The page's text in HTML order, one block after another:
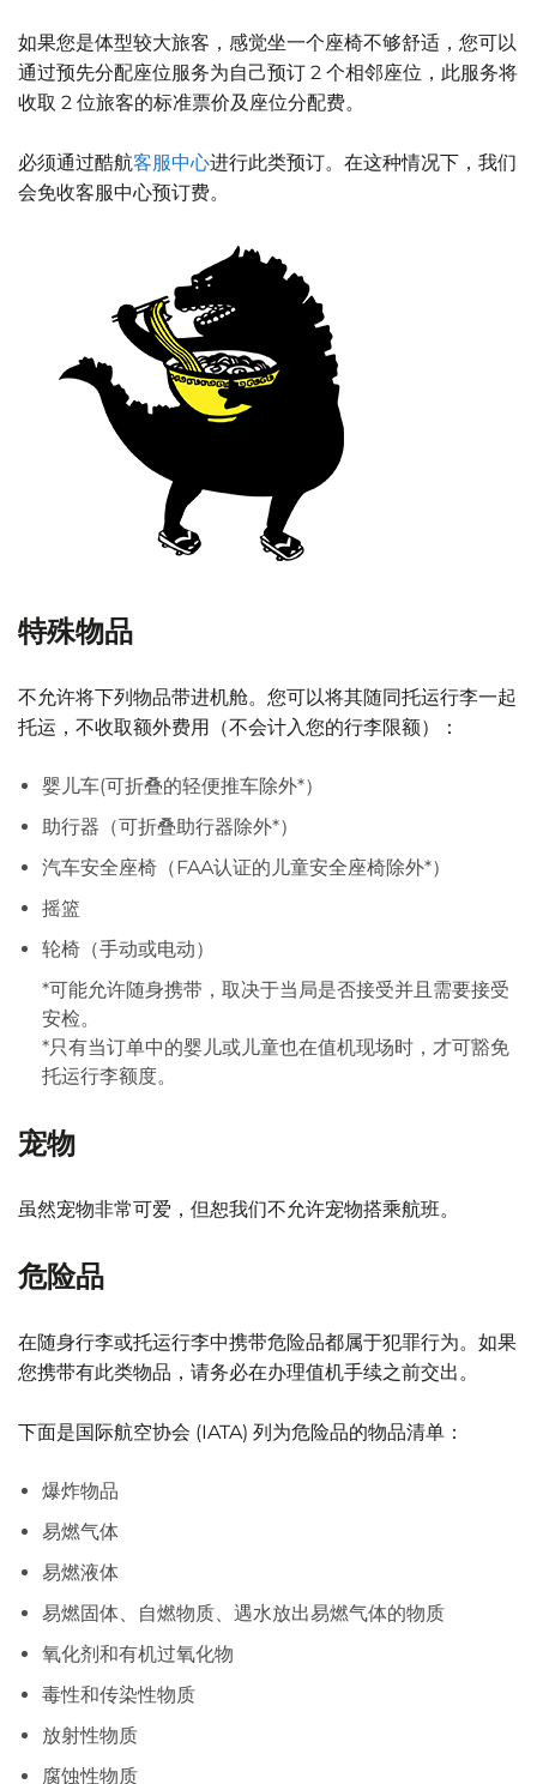
如果您是体型较大旅客，感觉坐一个座椅不够舒适，您可以
通过预先分配座位服务为自己预订 2 个相邻座位，此服务将
收取 2 位旅客的标准票价及座位分配费。
必须通过酷航客服中心进行此类预订。在这种情况下，我们
会免收客服中心预订费。
特殊物品
不允许将下列物品带进机舱。您可以将其随同托运行李一起
托运，不收取额外费用（不会计入您的行李限额）：
婴儿车(可折叠的轻便推车除外*）
助行器（可折叠助行器除外*）
汽车安全座椅（FAA认证的儿童安全座椅除外*）
摇篮
轮椅（手动或电动）
*可能允许随身携带，取决于当局是否接受并且需要接受
安检。
*只有当订单中的婴儿或儿童也在值机现场时，才可豁免
托运行李额度。
宠物
虽然宠物非常可爱，但恕我们不允许宠物搭乘航班。
危险品
在随身行李或托运行李中携带危险品都属于犯罪行为。如果
您携带有此类物品，请务必在办理值机手续之前交出。
下面是国际航空协会 (IATA) 列为危险品的物品清单：
爆炸物品
易燃气体
易燃液体
易燃固体、自燃物质、遇水放出易燃气体的物质
氧化剂和有机过氧化物
毒性和传染性物质
放射性物质
腐蚀性物质